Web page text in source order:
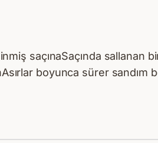
saçınaSaçında sallanan
boyunca sürer sandım